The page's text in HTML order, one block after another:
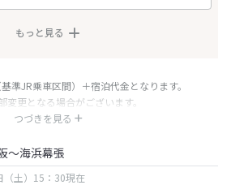
もっと見る
つづきを見る
準JR乗車区間）＋宿泊代金となります。
更となる場合がございます。
プラン内容は一定時間ごとに更新されます。最
～海浜幕張
（土）15：30現在